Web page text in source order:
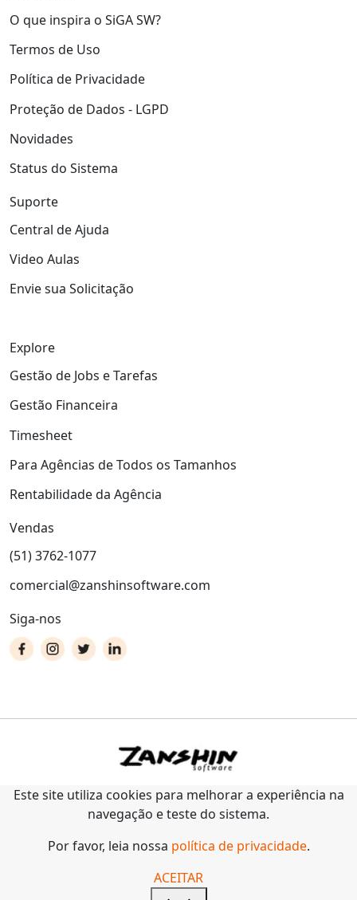
O que inspira o SiGA SW?
Termos de Uso
Política de Privacidade
Proteção de Dados - LGPD
Novidades
Status do Sistema
Suporte
Central de Ajuda
Video Aulas
Envie sua Solicitação
Explore
Gestão de Jobs e Tarefas
Gestão Financeira
Timesheet
Para Agências de Todos os Tamanhos
Rentabilidade da Agência
Vendas
(51) 3762-1077
comercial@zanshinsoftware.com
Siga-nos
Este site utiliza cookies para melhorar a experiência na
navegação e teste do sistema.
Por favor, leia nossa política de privacidade.
ACEITAR